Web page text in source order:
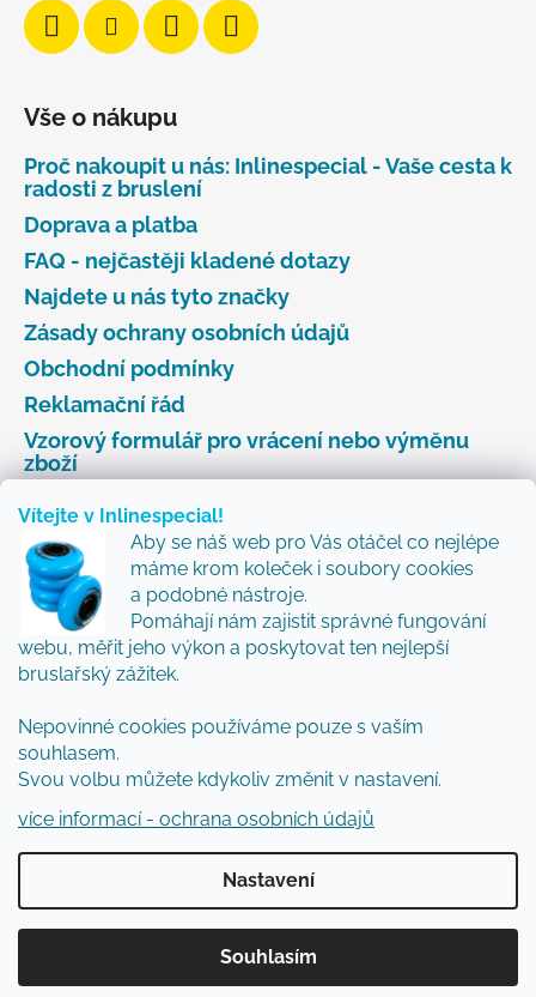
Vítejte v Inlinespecial!
Aby se náš web pro Vás otáčel co nejlépe
máme krom koleček i soubory cookies
a podobné nástroje.
Pomáhají nám zajistit správné fungování
webu, měřit jeho výkon a poskytovat ten nejlepší
bruslařský zážitek.
Nepovinné cookies používáme pouze s vaším
souhlasem.
Svou volbu můžete kdykoliv změnit v nastavení.
více informací - ochrana osobních údajů
Nastavení
Souhlasím
Vše o nákupu
Proč nakoupit u nás: Inlinespecial - Vaše cesta k
radosti z bruslení
Doprava a platba
FAQ - nejčastěji kladené dotazy
Najdete u nás tyto značky
Zásady ochrany osobních údajů
Obchodní podmínky
Reklamační řád
Vzorový formulář pro vrácení nebo výměnu
zboží
Odebírat newsletter
Přidejte se k nám a my Vám budeme zasílat ty nejlepší
novinky a tipy.
Vložením e-mailu souhlasíte spodmínkami
ochrany osobních údajů
Vytvořil Shoptet
Inlinespecial
vyhrazena.Upravit nastavení cookies